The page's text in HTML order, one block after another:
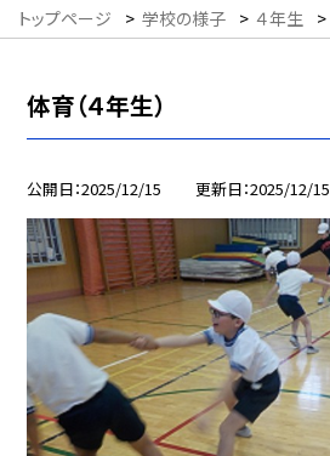
トップページ > 学校の様子 > ４年生 >
体育（４年生）
公開日 2025/12/15 更新日 2025/12/15